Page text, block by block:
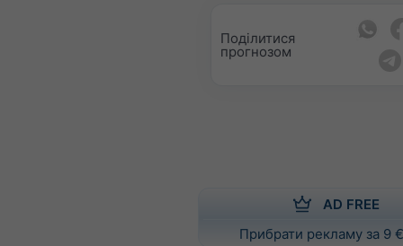
Поділитися
прогнозом
AD FREE
Прибрати рекламу за 9